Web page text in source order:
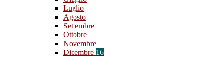
Luglio
Agosto
Settembre
Ottobre
Novembre
Dicembre 16